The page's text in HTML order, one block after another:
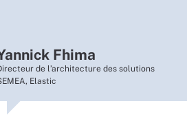
Fhima
de l’architecture des solutions
Elastic